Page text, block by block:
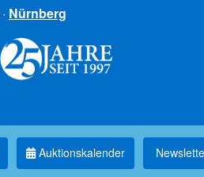
· Nürnberg
Auktionskalender